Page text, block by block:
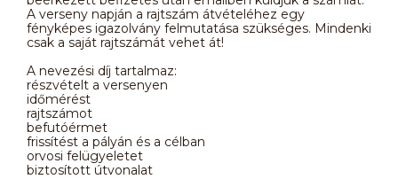
A verseny napján a rajtszám átvételéhez egy
fényképes igazolvány felmutatása szükséges. Mindenki
csak a saját rajtszámát vehet át!
A nevezési díj tartalmaz:
részvételt a versenyen
időmérést
rajtszámot
befutóérmet
frissítést a pályán és a célban
orvosi felügyeletet
biztosított útvonalat